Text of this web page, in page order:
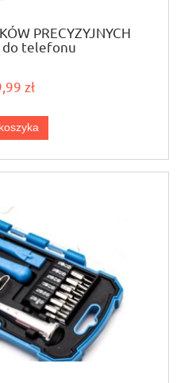
PRECYZYJNYCH
telefonu
zł